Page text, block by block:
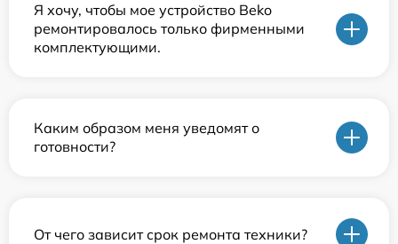
Я хочу, чтобы мое устройство Beko
ремонтировалось только фирменными
комплектующими.
Каким образом меня уведомят о
готовности?
От чего зависит срок ремонта техники?